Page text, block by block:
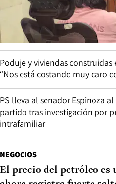
Poduje y viviendas
“Nos está costando muy caro
PS lleva al senador Espinoza
partido tras investigación por
intrafamiliar
NEGOCIOS
El precio del petróleo es